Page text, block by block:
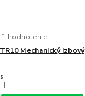
1 hodnotenie
Mechanický izbový